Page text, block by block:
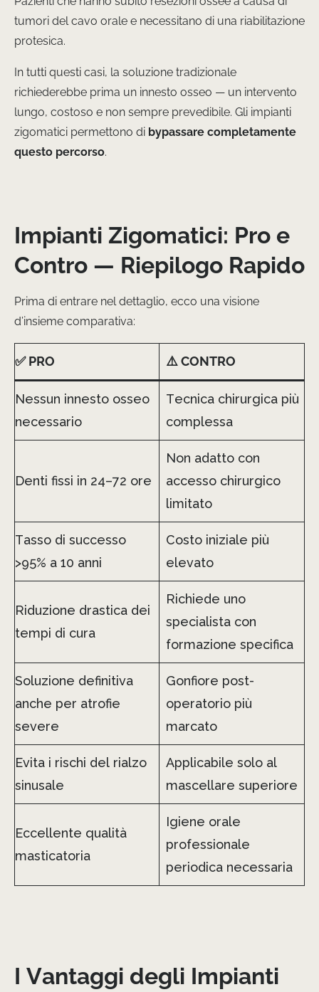
tumori del cavo orale e necessitano di una riabilitazione
protesica.
In tutti questi casi, la soluzione tradizionale
richiederebbe prima un innesto osseo — un intervento
lungo, costoso e non sempre prevedibile. Gli impianti
zigomatici permettono di bypassare completamente
questo percorso.
Impianti Zigomatici: Pro e
Contro — Riepilogo Rapido
Prima di entrare nel dettaglio, ecco una visione
d’insieme comparativa:
✅ PRO ⚠️ CONTRO
Nessun innesto osseo
necessario
Tecnica chirurgica più
complessa
Denti fissi in 24–72 ore
Non adatto con
accesso chirurgico
limitato
Tasso di successo
>95% a 10 anni
Costo iniziale più
elevato
Riduzione drastica dei
tempi di cura
Richiede uno
specialista con
formazione specifica
Soluzione definitiva
anche per atrofie
severe
Gonfiore post-
operatorio più
marcato
Evita i rischi del rialzo
sinusale
Applicabile solo al
mascellare superiore
Eccellente qualità
masticatoria
Igiene orale
professionale
periodica necessaria
I Vantaggi degli Impianti